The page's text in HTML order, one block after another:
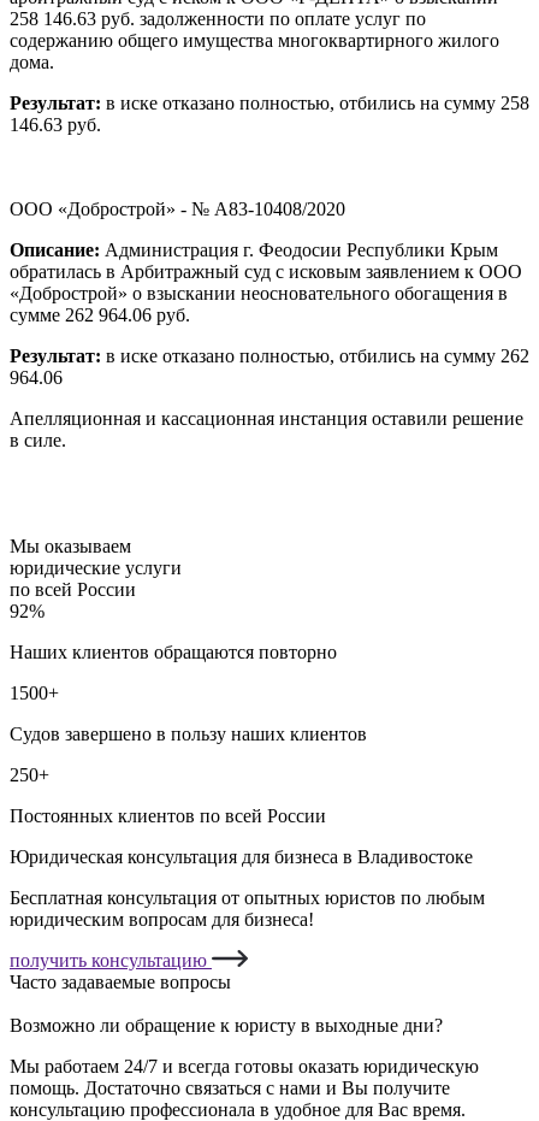
258 146.63 руб. задолженности по оплате услуг по
содержанию общего имущества многоквартирного жилого
дома.
Результат: в иске отказано полностью, отбились на сумму 258
146.63 руб.
ООО «Добрострой» - № А83-10408/2020
Описание: Администрация г. Феодосии Республики Крым
обратилась в Арбитражный суд с исковым заявлением к ООО
«Добрострой» о взыскании неосновательного обогащения в
сумме 262 964.06 руб.
Результат: в иске отказано полностью, отбились на сумму 262
964.06
Апелляционная и кассационная инстанция оставили решение
в силе.
Мы оказываем
юридические услуги
по всей России
92%
Наших клиентов обращаются повторно
1500+
Судов завершено в пользу наших клиентов
250+
Постоянных клиентов по всей России
Юридическая консультация для бизнеса в Владивостоке
Бесплатная консультация от опытных юристов по любым
юридическим вопросам для бизнеса!
получить консультацию
Часто задаваемые вопросы
Возможно ли обращение к юристу в выходные дни?
Мы работаем 24/7 и всегда готовы оказать юридическую
помощь. Достаточно связаться с нами и Вы получите
консультацию профессионала в удобное для Вас время.